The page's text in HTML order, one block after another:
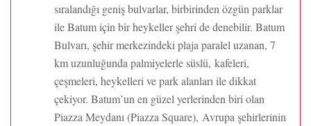
sıralandığı geniş bulvarlar, birbirinden özgün parklar
ile Batum için bir heykeller şehri de denebilir. Batum
Bulvarı, şehir merkezindeki plaja paralel uzanan, 7
km uzunluğunda palmiyelerle süslü, kafeleri,
çeşmeleri, heykelleri ve park alanları ile dikkat
çekiyor. Batum’un en güzel yerlerinden biri olan
Piazza Meydanı (Piazza Square), Avrupa şehirlerinin